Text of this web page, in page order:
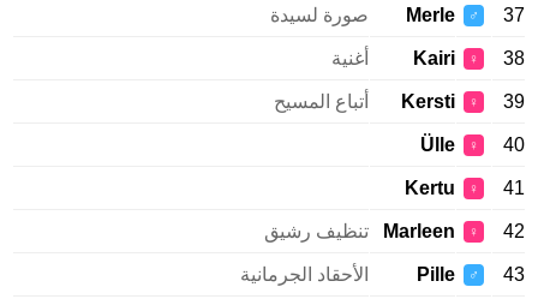
37
♂
Merle صورة لسيدة
38
♀
Kairi أغنية
39
♀
Kersti أتباع المسيح
40
♀
Ülle
41
♀
Kertu
42
♀
Marleen تنظيف رشيق
43
♂
Pille الأحقاد الجرمانية